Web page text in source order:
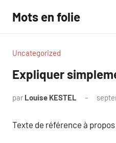
contenu
Mots en folie
Uncategorized
Expliquer
par Louise KESTEL
Texte de référence à propos